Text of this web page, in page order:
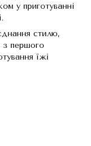
у приготуванні
стилю,
з першого
їжі